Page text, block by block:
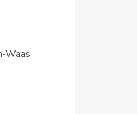
Waas